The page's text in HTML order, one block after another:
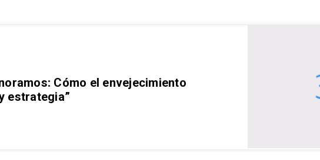
Cómo el envejecimiento
estrategia”